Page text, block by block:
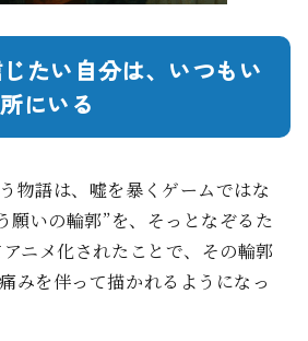
たい自分は、いつもい
にいる
物語は、嘘を暴くゲームではな
願いの輪郭”を、そっとなぞるた
ニメ化されたことで、その輪郭
みを伴って描かれるようになっ